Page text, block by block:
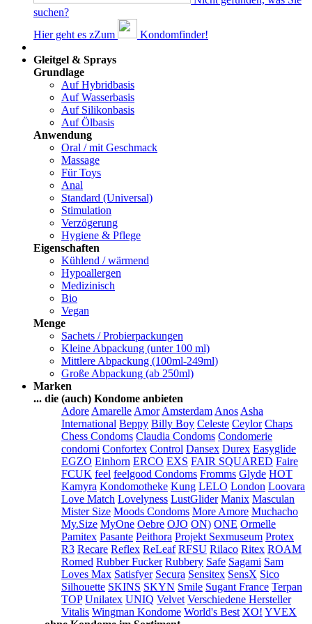
suchen?
Hier geht es zZum
Kondomfinder!
Gleitgel & Sprays
Grundlage
Auf Hybridbasis
Auf Wasserbasis
Auf Silikonbasis
Auf Ölbasis
Anwendung
Oral / mit Geschmack
Massage
Für Toys
Anal
Standard (Universal)
Stimulation
Verzögerung
Hygiene & Pflege
Eigenschaften
Kühlend / wärmend
Hypoallergen
Medizinisch
Bio
Vegan
Menge
Sachets / Probierpackungen
Kleine Abpackung (unter 100 ml)
Mittlere Abpackung (100ml-249ml)
Große Abpackung (ab 250ml)
Marken
... die (auch) Kondome anbieten
Adore Amarelle Amor Amsterdam Anos Asha
International Beppy Billy Boy Celeste Ceylor Chaps
Chess Condoms Claudia Condoms Condomerie
condomi Confortex Control Dansex Durex Easyglide
EGZO Einhorn ERCO EXS FAIR SQUARED Faire
FCUK feel feelgood Condoms Fromms Glyde HOT
Kamyra Kondomotheke Kung LELO London Loovara
Love Match Lovelyness LustGlider Manix Masculan
Mister Size Moods Condoms More Amore Muchacho
My.Size MyOne Oebre OJO ON) ONE Ormelle
Pamitex Pasante Peithora Projekt Sexmuseum Protex
R3 Recare Reflex ReLeaf RFSU Rilaco Ritex ROAM
Romed Rubber Fucker Rubbery Safe Sagami Sam
Loves Max Satisfyer Secura Sensitex SensX Sico
Silhouette SKINS SKYN Smile Sugant France Terpan
TOP Unilatex UNIQ Velvet Verschiedene Hersteller
Vitalis Wingman Kondome World's Best XO! YVEX